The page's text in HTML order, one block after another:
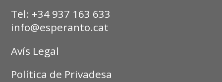
Tel: +34 937 163 633
info@esperanto.cat
Avís Legal
Política de Privadesa